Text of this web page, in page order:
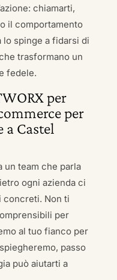
chiamarti,
il comportamento
spinge a fidarsi di
trasformano un
fedele.
per
per
Castel
team che parla
ogni azienda ci
concreti. Non ti
per
al tuo fianco per
passo
può aiutarti a